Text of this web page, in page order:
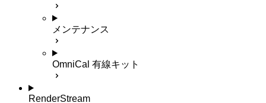
メンテナンス
OmniCal 有線キット
RenderStream